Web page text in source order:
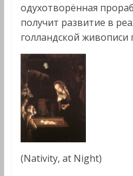
одухотворённая
получит развитие в
голландской
(Nativity, at Night)